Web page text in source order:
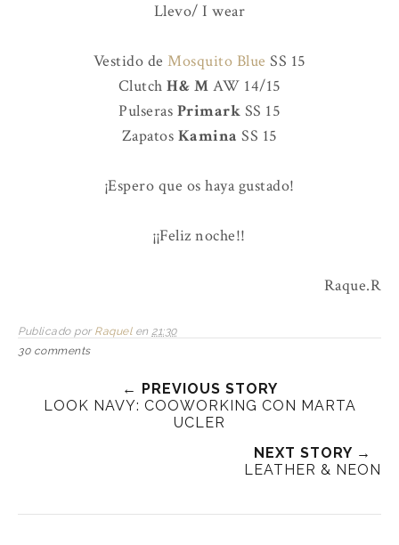
Llevo/ I wear
Vestido de Mosquito Blue SS 15
Clutch H& M AW 14/15
Pulseras Primark SS 15
Zapatos Kamina SS 15
¡Espero que os haya gustado!
¡¡Feliz noche!!
Raque.R
Publicado por Raquel en 21:30
30 comments
← PREVIOUS STORY
LOOK NAVY: COOWORKING CON MARTA
UCLER
NEXT STORY →
LEATHER & NEON